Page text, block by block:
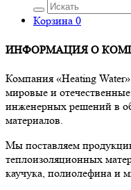
Корзина 0
ИНФОРМАЦИЯ О
Компания «Heating
мировые и
инженерных решений в
материалов.
Мы поставляем
теплоизоляционных
каучука, полиолефина и